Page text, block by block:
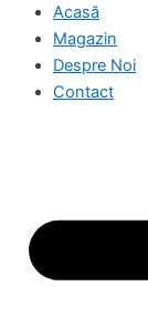
Acasă
Magazin
Despre Noi
Contact